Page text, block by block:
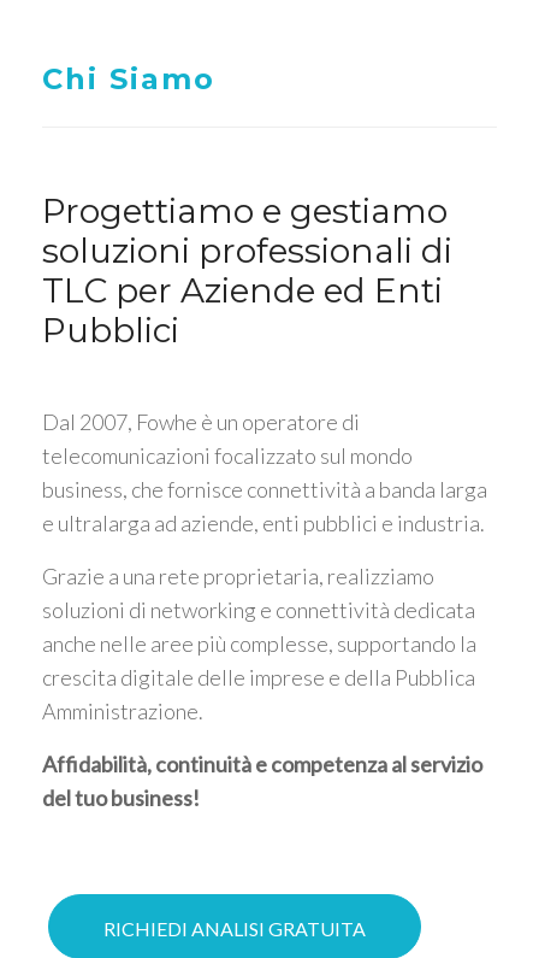
Chi Siamo
Progettiamo e gestiamo
soluzioni professionali di
TLC per Aziende ed Enti
Pubblici
Dal 2007, Fowhe è un operatore di
telecomunicazioni focalizzato sul mondo
business, che fornisce connettività a banda larga
e ultralarga ad aziende, enti pubblici e industria.
Grazie a una rete proprietaria, realizziamo
soluzioni di networking e connettività dedicata
anche nelle aree più complesse, supportando la
crescita digitale delle imprese e della Pubblica
Amministrazione.
Affidabilità, continuità e competenza al servizio
del tuo business!
RICHIEDI ANALISI GRATUITA